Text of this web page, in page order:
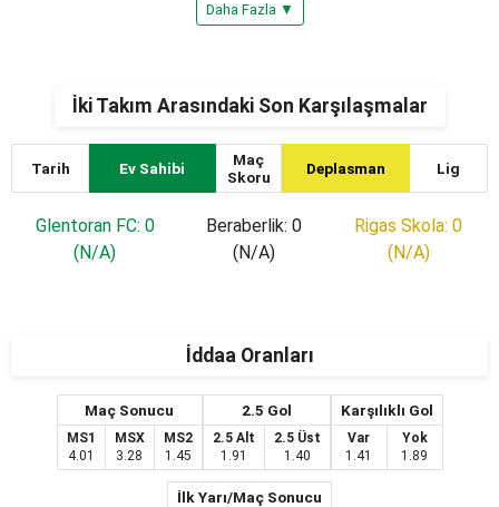
Daha Fazla ▼
İki Takım Arasındaki Son Karşılaşmalar
Tarih Ev Sahibi
Maç
Skoru
Deplasman Lig
Glentoran FC: 0
(N/A)
Beraberlik: 0
(N/A)
Rigas Skola: 0
(N/A)
İddaa Oranları
Maç Sonucu
MS1
4.01
MSX
3.28
MS2
1.45
2.5 Gol
2.5 Alt
1.91
2.5 Üst
1.40
Karşılıklı Gol
Var
1.41
Yok
1.89
İlk Yarı/Maç Sonucu